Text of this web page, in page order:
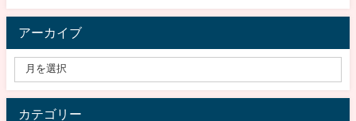
アーカイブ
カテゴリー